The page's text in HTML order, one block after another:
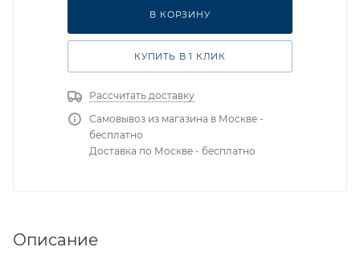
В КОРЗИНУ
КУПИТЬ В 1 КЛИК
Рассчитать доставку
Самовывоз из магазина в Москве -
бесплатно
Доставка по Москве - бесплатно
Описание